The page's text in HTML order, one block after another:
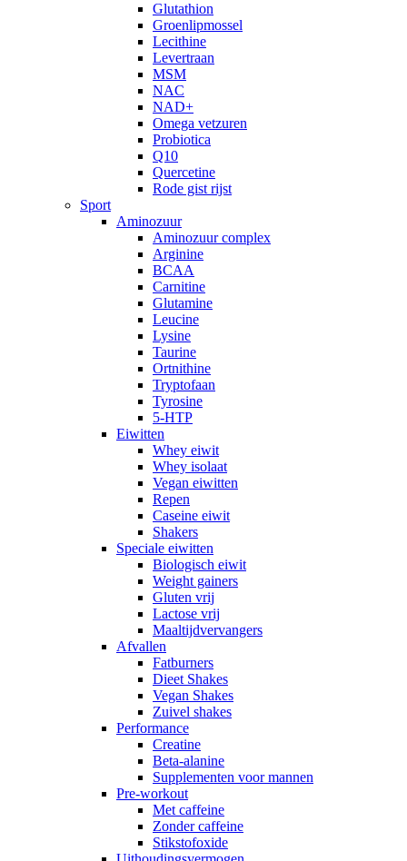
Glutathion
Groenlipmossel
Lecithine
Levertraan
MSM
NAC
NAD+
Omega vetzuren
Probiotica
Q10
Quercetine
Rode gist rijst
Sport
Aminozuur
Aminozuur complex
Arginine
BCAA
Carnitine
Glutamine
Leucine
Lysine
Taurine
Ortnithine
Tryptofaan
Tyrosine
5-HTP
Eiwitten
Whey eiwit
Whey isolaat
Vegan eiwitten
Repen
Caseine eiwit
Shakers
Speciale eiwitten
Biologisch eiwit
Weight gainers
Gluten vrij
Lactose vrij
Maaltijdvervangers
Afvallen
Fatburners
Dieet Shakes
Vegan Shakes
Zuivel shakes
Performance
Creatine
Beta-alanine
Supplementen voor mannen
Pre-workout
Met caffeine
Zonder caffeine
Stikstofoxide